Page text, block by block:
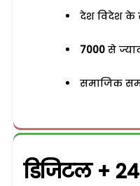
देश विदेश के
7000 से
समाजिक
डिजिटल +